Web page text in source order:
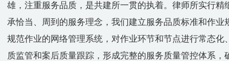
雄，注重服务品质，是共建所一贯的执着。律师所实行精
承恰当、周到的服务理念，我们建立服务品质标准和作业
规范作业的网络管理系统，对作业环节和节点进行常态化
质监管和案后质量跟踪，形成完整的服务质量管控体系，